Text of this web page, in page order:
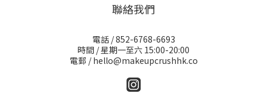
聯絡我們
電話 / 852-6768-6693
時間 / 星期一至六 15:00-20:00
電郵 / hello@makeupcrushhk.co